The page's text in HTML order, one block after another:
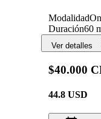
Modalidad
Duración60
Ver detalles
$40.000
44.8 USD